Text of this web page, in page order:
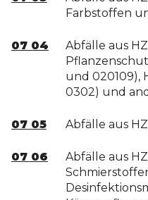
Farbstoffen
07 04
Abfälle aus
und 020109),
0302) und
07 05 Abfälle aus
07 06
Abfälle aus